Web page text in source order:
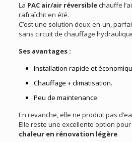
La PAC air/air réversiblechauffe
rafraîchit en été.
C’est une solution deux-en-un,
sans circuit de chauffage
Ses avantages :
Installation rapide et
Chauffage + climatisation.
Peu de maintenance.
En revanche, elle ne produit pas
Elle reste une excellente option
chaleur en rénovation légère.